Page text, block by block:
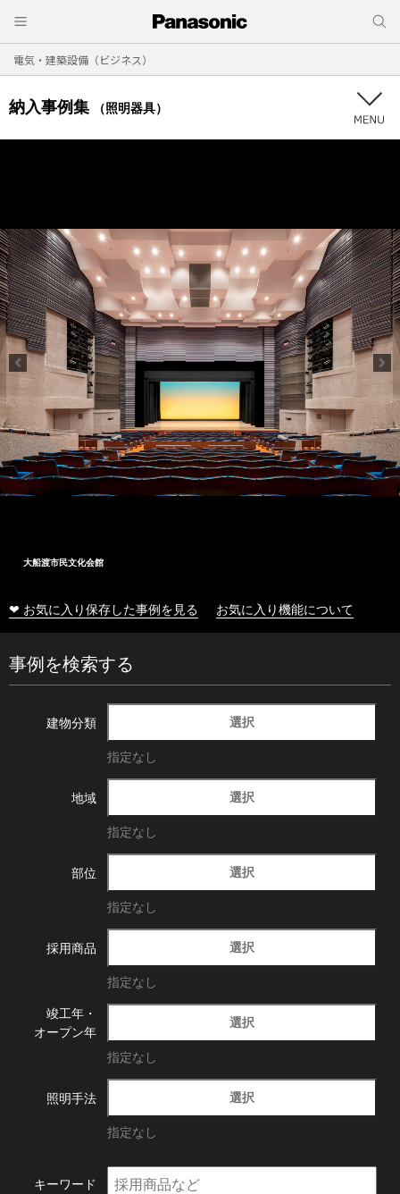
電気・建築設備（ビジネス）
納入事例集 （照明器具）
大船渡市民文化会館
❤ お気に入り保存した事例を見る お気に入り機能について
事例を検索する
建物分類 選択
指定なし
地域 選択
指定なし
部位 選択
指定なし
採用商品 選択
指定なし
竣工年・
オープン年
選択
指定なし
照明手法 選択
指定なし
キーワード